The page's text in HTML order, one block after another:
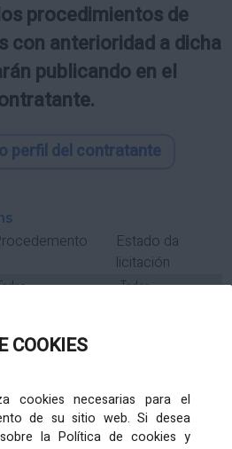
COOKIES
cookies necesarias para el
de su sitio web. Si desea
la Política de cookies y
procedimientos de
con anterioridad a dicha
publicando en el
perfil del contratante
Estado da
licitación
Tramitación
Título